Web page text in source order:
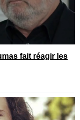
fait réagir les